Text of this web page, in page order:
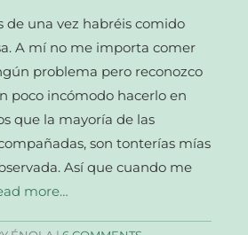
de una vez habréis comido
A mí no me importa comer
problema pero reconozco
poco incómodo hacerlo en
que la mayoría de las
son tonterías mías
Así que cuando me
more…